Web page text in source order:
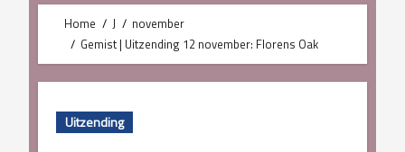
Home J
november
Gemist | Uitzending 12 november: Florens Oak
Uitzending